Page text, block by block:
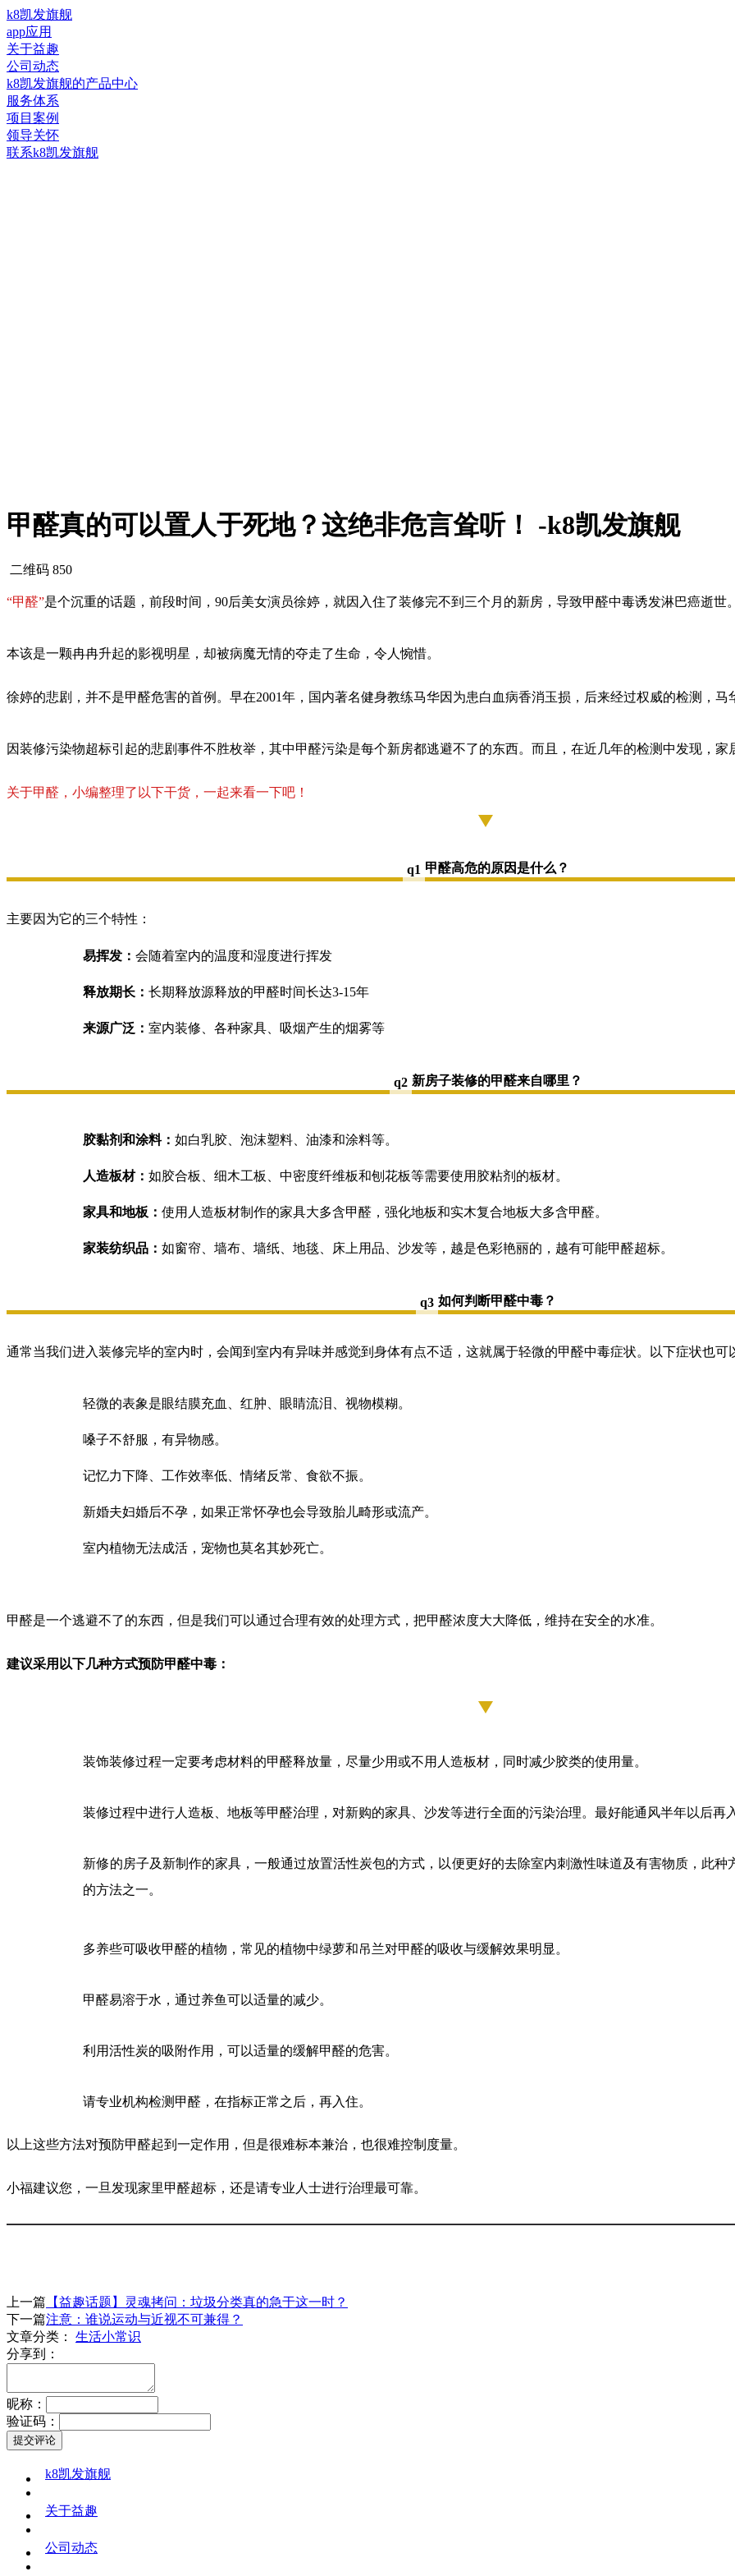
k8凯发旗舰
app应用
关于益趣
公司动态
k8凯发旗舰的产品中心
服务体系
项目案例
领导关怀
联系k8凯发旗舰
甲醛真的可以置人于死地？这绝非危言耸听！ -k8凯发旗舰
二维码 850
“甲醛”是个沉重的话题 ， 前段时间 ，90后美女演员徐婷， 就因入住了装修完不到三个月的新房，导致甲醛中毒诱发淋巴癌逝世
本该是一颗冉冉升起的影视明星， 却被病魔无情的夺走了生命，令人惋惜。
徐婷的悲剧，并不是甲醛危害的首例。早在2001年，国内著名健身教练马华因为患白血病香消玉损，后来经过权威的检测，马
因装修污染物超标引起的悲剧事件不胜枚举，其中甲醛污染是每个新房都逃避不了的东西。而且，在近几年的检测中发现，
关于甲醛， 小编整理了以下干货，一起来看一下吧！
q1 甲醛高危的原因是什么？
主要因为它的三个特性：
易挥发：会随着室内的温度和湿度进行挥发
释放期长：长期释放源释放的甲醛时间长达3-15年
来源广泛：室内装修、各种家具、吸烟产生的烟雾等
q2 新房子装修的甲醛来自哪里？
胶黏剂和涂料：如白乳胶、泡沫塑料、油漆和涂料等。
人造板材：如胶合板、细木工板、中密度纤维板和刨花板等需要使用胶粘剂的板材。
家具和地板 ：使用人造板材制作的家具大多含甲醛，强化地板和实木复合地板大多含甲醛。
家装纺织品：如窗帘、墙布、墙纸、地毯、床上用品、沙发等，越是色彩艳丽的，越有可能甲醛超标。
q3 如何判断甲醛中毒？
通常当我们进入装修完毕的室内时，会闻到室内有异味并感觉到身体有点不适，这就属于轻微的甲醛中毒症状。以下症状也可
轻微的表象是眼结膜充血、红肿、眼睛流泪、视物模糊。
嗓子不舒服，有异物感。
记忆力下降、工作效率低、情绪反常、食欲不振。
新婚夫妇婚后不孕，如果正常怀孕也会导致胎儿畸形或流产。
室内植物无法成活，宠物也莫名其妙死亡。
甲醛是一个逃避不了的东西，但是我们可以通过合理有效的处理方式，把甲醛浓度大大降低，维持在安全的水准。
建议采用以下几种方式预防甲醛中毒：
装饰装修过程一定要考虑材料的甲醛释放量，尽量少用或不用人造板材，同时减少胶类的使用量。
装修过程中进行人造板、地板等甲醛治理，对新购的家具、沙发等进行全面的污染治理。最好能通风半年以后再
新修的房子及新制作的家具，一般通过放置活性炭包的方式，以便更好的去除室内刺激性味道及有害物质，此
的方法之一。
多养些可吸收甲醛的植物，常见的植物中绿萝和吊兰对甲醛的吸收与缓解效果明显。
甲醛易溶于水，通过养鱼可以适量的减少。
利用活性炭的吸附作用，可以适量的缓解甲醛的危害。
请专业机构检测甲醛，在指标正常之后，再入住。
以上这些方法对预防甲醛起到一定作用，但是很难标本兼治，也很难控制度量。
小福建议您，一旦发现家里甲醛超标，还是请专业人士进行治理最可靠。
上一篇 【益趣话题】灵魂拷问：垃圾分类真的急于这一时？
下一篇注意：谁说运动与近视不可兼得？
文章分类：
生活小常识
分享到：
昵称：
验证码：
k8凯发旗舰
关于益趣
公司动态